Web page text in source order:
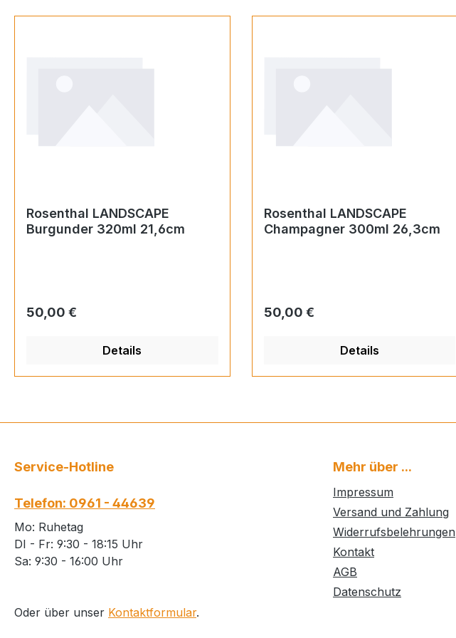
Rosenthal LANDSCAPE
Burgunder 320ml 21,6cm
Regulärer Preis:
50,00 €
Details
Rosenthal LANDSCAPE
Champagner 300ml 26,3cm
Regulärer Preis:
50,00 €
Details
Service-Hotline
Telefon: 0961 - 44639
Mo: Ruhetag
DI - Fr: 9:30 - 18:15 Uhr
Sa: 9:30 - 16:00 Uhr
Oder über unser Kontaktformular.
Mehr über ...
Impressum
Versand und Zahlung
Widerrufsbelehrungen
Kontakt
AGB
Datenschutz